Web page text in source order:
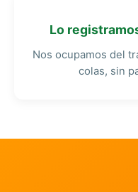
Lo
Nos ocupamos del
colas, sin